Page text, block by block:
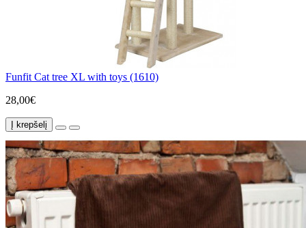
Funfit Cat tree XL with toys (1610)
28,00€
Į krepšelį